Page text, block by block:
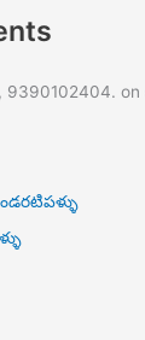
9390102404. on